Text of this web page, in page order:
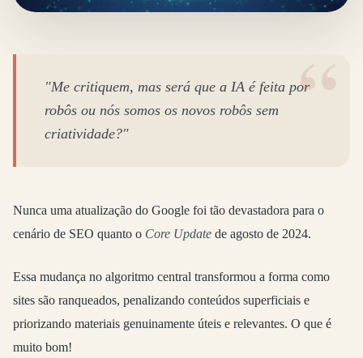
"Me critiquem, mas será que a IA é feita por
robôs ou nós somos os novos robôs sem
criatividade?"
Nunca uma atualização do Google foi tão devastadora para o
cenário de SEO quanto o Core Update de agosto de 2024.
Essa mudança no algoritmo central transformou a forma como
sites são ranqueados, penalizando conteúdos superficiais e
priorizando materiais genuinamente úteis e relevantes. O que é
muito bom!